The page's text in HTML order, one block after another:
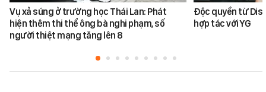
Vụ xả súng ở trường học Thái Lan: Phát
hiện thêm thi thể ông bà nghi phạm, số
người thiệt mạng tăng lên 8
Độc quyền từ
hợp tác với YG